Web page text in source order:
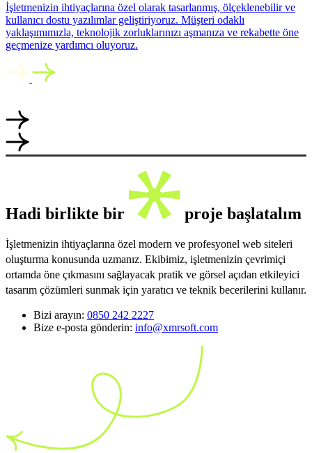
İşletmenizin ihtiyaçlarına özel olarak tasarlanmış, ölçeklenebilir ve
kullanıcı dostu yazılımlar geliştiriyoruz. Müşteri odaklı
yaklaşımımızla, teknolojik zorluklarınızı aşmanıza ve rekabette öne
geçmenize yardımcı oluyoruz.
Hadi birlikte bir proje başlatalım
İşletmenizin ihtiyaçlarına özel modern ve profesyonel web siteleri
oluşturma konusunda uzmanız. Ekibimiz, işletmenizin çevrimiçi
ortamda öne çıkmasını sağlayacak pratik ve görsel açıdan etkileyici
tasarım çözümleri sunmak için yaratıcı ve teknik becerilerini kullanır.
Bizi arayın: 0850 242 2227
Bize e-posta gönderin: info@xmrsoft.com